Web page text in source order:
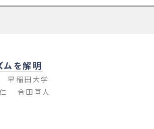
を解明
早稲田大学
合田亘人